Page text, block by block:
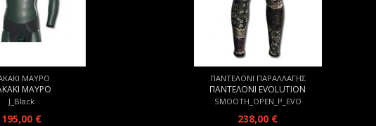
ΜΑΥΡΟ
ΜΑΥΡΟ
J_Black
195,00 €
ΠΑΝΤΕΛΟΝΙ ΠΑΡΑΛΛΑΓΗΣ
ΠΑΝΤΕΛΟΝΙ EVOLUTION
SMOOTH_OPEN_P_EVO
238,00 €